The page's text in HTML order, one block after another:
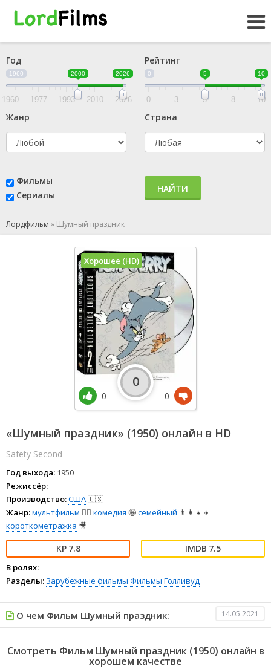
Год
1960 2000 2026
1960 1977 1993 2010 2026
Рейтинг
0 5 10
0 3 5 8 10
Жанр Страна
Фильмы
Сериалы
НАЙТИ
Лордфильм » Шумный праздник
«Шумный праздник» (1950) онлайн в HD
Safety Second
Год выхода: 1950
Режиссёр:
Производство:США🇺🇸
Жанр:мультфильм 🧚‍♀️ комедия 🤪семейный 👨‍👩‍👧‍👦
короткометражка 🎥
7.8 7.5
В ролях:
Разделы: Зарубежные фильмы Фильмы Голливуд
Хорошее (HD)
0
0
0
О чем Фильм Шумный праздник: 14.05.2021
Смотреть Фильм Шумный праздник (1950) онлайн в
хорошем качестве